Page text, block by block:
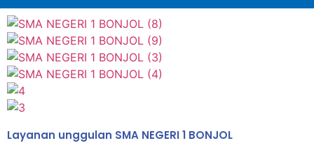
Layanan unggulan SMA NEGERI 1 BONJOL